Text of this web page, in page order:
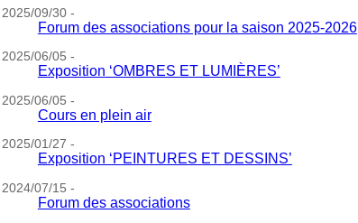
2025/09/30 -
Forum des associations pour la saison 2025-2026
2025/06/05 -
Exposition ‘OMBRES ET LUMIÈRES’
2025/06/05 -
Cours en plein air
2025/01/27 -
Exposition ‘PEINTURES ET DESSINS’
2024/07/15 -
Forum des associations